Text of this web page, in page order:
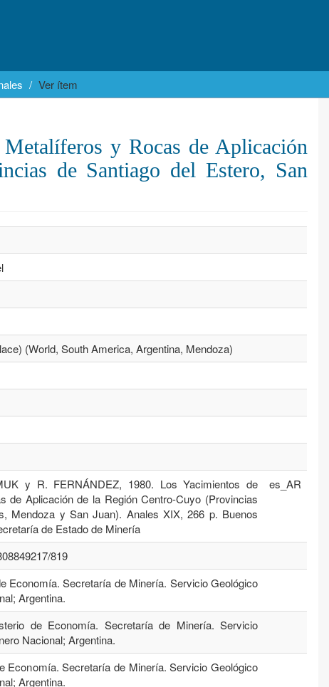
Ver ítem
y Rocas de Aplicación
de Santiago del Estero, San
(World, South America, Argentina, Mendoza)
y R. FERNÁNDEZ, 1980. Los Yacimientos de
de Aplicación de la Región Centro-Cuyo (Provincias
Mendoza y San Juan). Anales XIX, 266 p. Buenos
de Estado de Minería
es_AR
819
Economía. Secretaría de Minería. Servicio Geológico
Argentina.
de Economía. Secretaría de Minería. Servicio
Nacional; Argentina.
Economía. Secretaría de Minería. Servicio Geológico
Argentina.